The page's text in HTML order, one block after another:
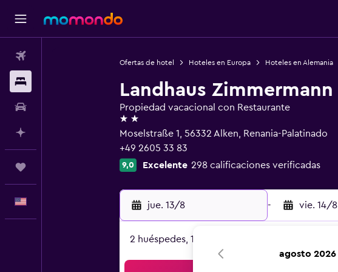
Ofertas de hotel Hoteles en Europa Hoteles en Alemania
Landhaus Zimmermann
Propiedad vacacional con Restaurante
2 estrellas
Moselstraße 1, 56332 Alken, Renania-Palatinado
+49 2605 33 83
9,0 Excelente 298 calificaciones verificadas
jue. 13/8 - vie. 14/8
2 huéspedes, 1 habitación
agosto 2026